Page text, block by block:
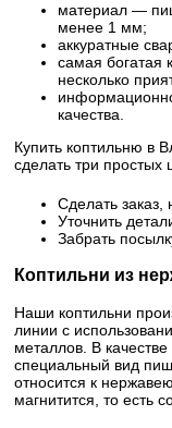
материал —
менее 1 мм;
аккуратные
самая богатая
несколько
качества.
Купить коптильню в
сделать три простых
Сделать
Уточнить
Забрать
Коптильни из
Наши коптильни
линии с
металлов. В
специальный вид
относится к
магнитится, то есть